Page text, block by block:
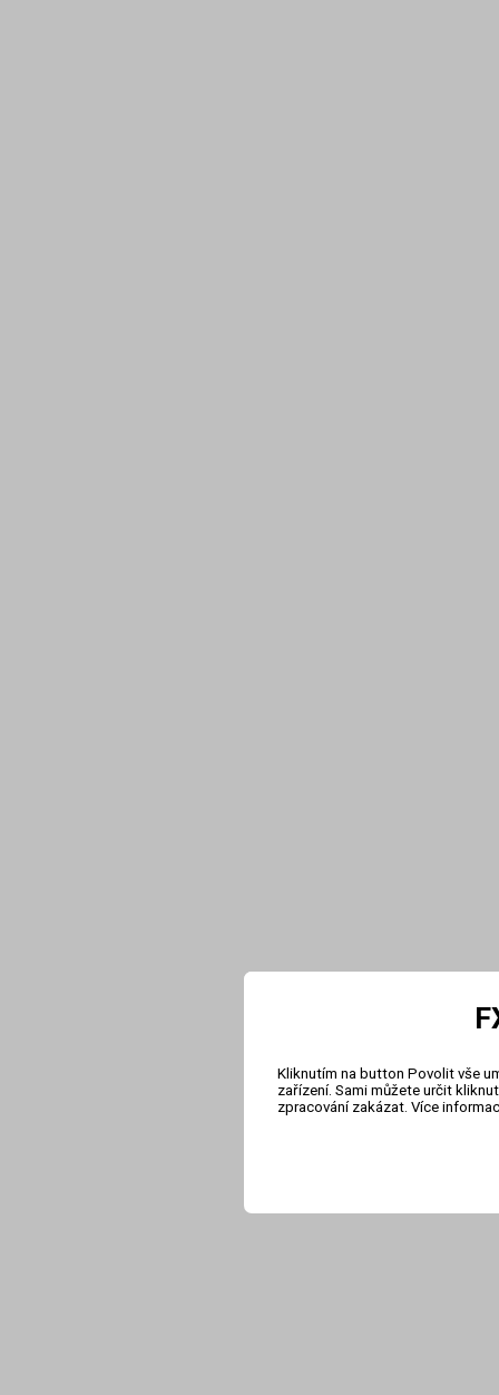
Kliknutím na button Povolit vše
zařízení. Sami můžete určit
zpracování zakázat. Více